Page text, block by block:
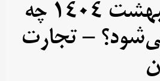
کالابرگ اردیبهشت ۱۴۰۴ چه
– تجارت